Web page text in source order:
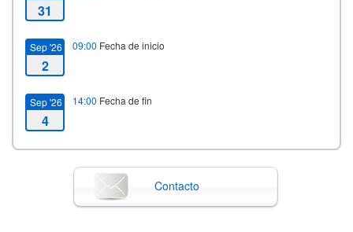
31
Sep '26
2
09:00 Fecha de inicio
Sep '26
4
14:00 Fecha de fin
Contacto